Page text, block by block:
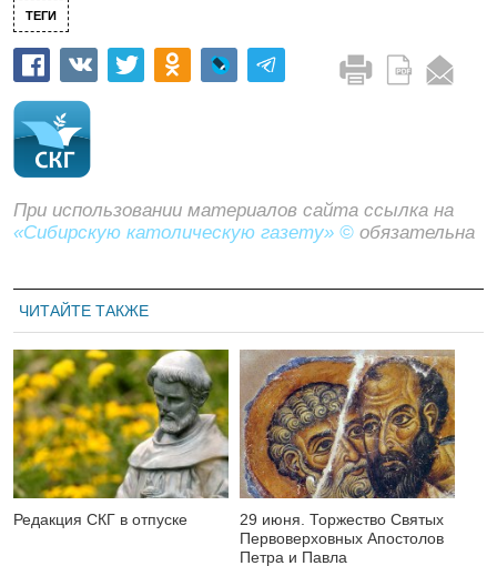
ТЕГИ
При использовании материалов сайта ссылка на
«Сибирскую католическую газету» © обязательна
ЧИТАЙТЕ ТАКЖЕ
Редакция СКГ в отпуске
29 июня. Торжество Святых
Первоверховных Апостолов
Петра и Павла